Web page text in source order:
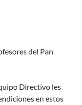
del Pan
Directivo les
en estos